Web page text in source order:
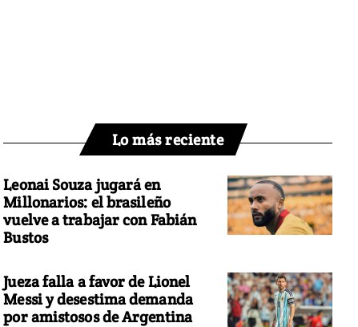
Lo más reciente
Leonai Souza jugará en
Millonarios: el brasileño
vuelve a trabajar con Fabián
Bustos
Jueza falla a favor de Lionel
Messi y desestima demanda
por amistosos de Argentina